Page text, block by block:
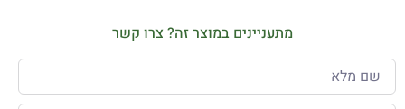
מתעניינים במוצר זה? צרו קשר